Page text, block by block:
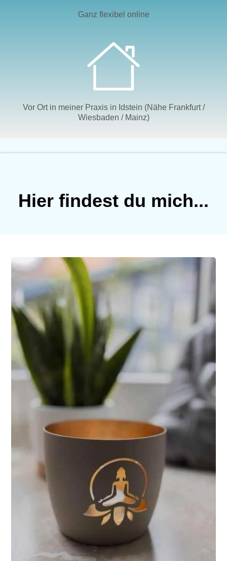
Ganz flexibel online
Vor Ort in meiner Praxis in Idstein (Nähe Frankfurt /
Wiesbaden / Mainz)
Hier findest du mich...